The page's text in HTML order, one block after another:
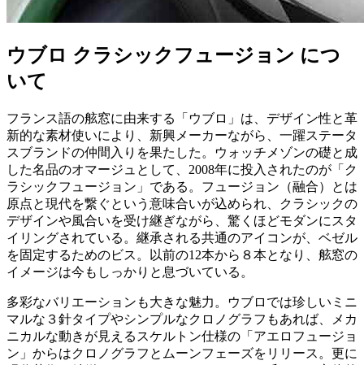
ウブロ クラシックフュージョン につ
いて
フランス語の舷窓に由来する「ウブロ」は、デザイン性と革
新的な素材使いにより、新興メーカーながら、一躍ステータ
スブランドの仲間入りを果たした。ウォッチメゾンの礎と成
した名品のオマージュとして、2008年に投入されたのが「ク
ラシックフュージョン」である。フュージョン（融合）とは
原点と現代を繋ぐという意味合いが込められ、クラシックの
デザインや風合いを受け継ぎながら、驚くほどモダンにスタ
イリングされている。継承される共通のアイコンが、ベゼル
を固定するためのビス。以前の12本から８本となり、舷窓の
イメージは今もしっかりと息づいている。
多彩なバリエーションも大きな魅力。ウブロでは珍しいミニ
マルな３針タイプやシンプルなクロノグラフもあれば、メカ
ニカルな動きが見えるスケルトン仕様の「アエロフュージョ
ン」からはクロノグラフとムーンフェーズをリリース。更に